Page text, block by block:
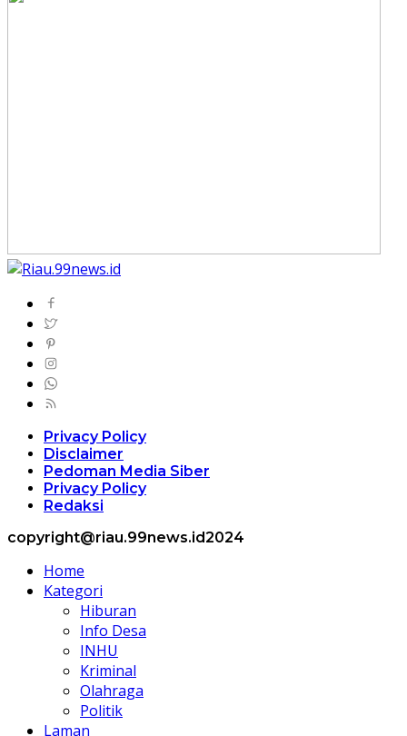
Privacy Policy
Disclaimer
Pedoman Media Siber
Privacy Policy
Redaksi
copyright@riau.99news.id2024
Home
Kategori
Hiburan
Info Desa
INHU
Kriminal
Olahraga
Politik
Laman